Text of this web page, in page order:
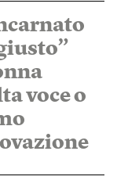
voce o